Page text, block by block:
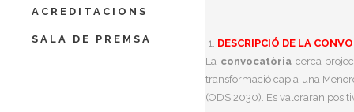
ACREDITACIONS
SALA DE PREMSA
DESCRIPCIÓ DE LA
La convocatòriacerca
transformació cap a una
(ODS 2030). Es valoraran